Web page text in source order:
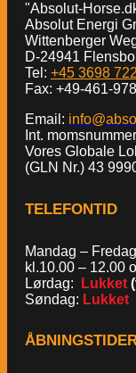
"Absolut-
Absolut Energi
Wittenberger
D-24941
Tel: +45 3698
Fax: +49-461-
Email:
Int.
Vores Globale
(GLN Nr.) 43
TELEFONTID
Mandag –
kl.10.00 – 12.00
Lørdag:
Lukket
Søndag: Lukket